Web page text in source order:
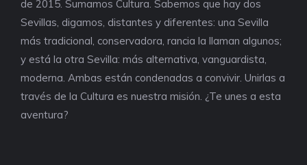
de 2015. Sumamos Cultura. Sabemos que hay dos
Sevillas, digamos, distantes y diferentes: una Sevilla
más tradicional, conservadora, rancia la llaman algunos;
y está la otra Sevilla: más alternativa, vanguardista,
moderna. Ambas están condenadas a convivir. Unirlas a
través de la Cultura es nuestra misión. ¿Te unes a esta
aventura?